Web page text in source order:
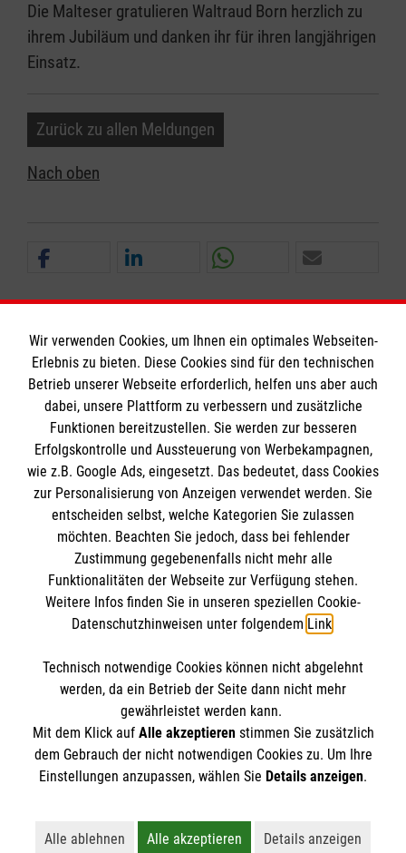
Die Malteser gratulieren Waltraud Born herzlich zu
ihrem Jubiläum und danken ihr für ihren langjährigen
Einsatz.
Zurück zu allen Meldungen
Nach oben
Informationen
Impressum
Datenschutz
Barrierefreiheit
Kontakt
Die Malteser
Malteser in Deutschland
Malteserorden
Sharepoint
Spendenkonto
IBAN: DE68 3706 0193 4006 4700 20
BIC: GENODED 1PA7
So finden Sie uns
Alte Hofstr. 25a
63584 Gründau-Lieblos
E-Mail:Main-Kinzig-Kreis@malteser.org
Der Malteser Hilfsdienst e.V. ist als eingetragene
Gewerbesteuer befreit.
Wir verwenden Cookies, um Ihnen ein optimales Webseiten-
Erlebnis zu bieten. Diese Cookies sind für den technischen
Betrieb unserer Webseite erforderlich, helfen uns aber auch
dabei, unsere Plattform zu verbessern und zusätzliche
Funktionen bereitzustellen. Sie werden zur besseren
Erfolgskontrolle und Aussteuerung von Werbekampagnen,
wie z.B. Google Ads, eingesetzt. Das bedeutet, dass Cookies
zur Personalisierung von Anzeigen verwendet werden. Sie
entscheiden selbst, welche Kategorien Sie zulassen
möchten. Beachten Sie jedoch, dass bei fehlender
Zustimmung gegebenenfalls nicht mehr alle
Funktionalitäten der Webseite zur Verfügung stehen.
Weitere Infos finden Sie in unseren speziellen Cookie-
Datenschutzhinweisen unter folgendem Link.
Technisch notwendige Cookies können nicht abgelehnt
werden, da ein Betrieb der Seite dann nicht mehr
gewährleistet werden kann.
Mit dem Klick auf Alle akzeptierenstimmen Sie zusätzlich
dem Gebrauch der nicht notwendigen Cookies zu. Um Ihre
Einstellungen anzupassen, wählen Sie Details anzeigen.
Alle ablehnen
Alle akzeptieren
Details anzeigen